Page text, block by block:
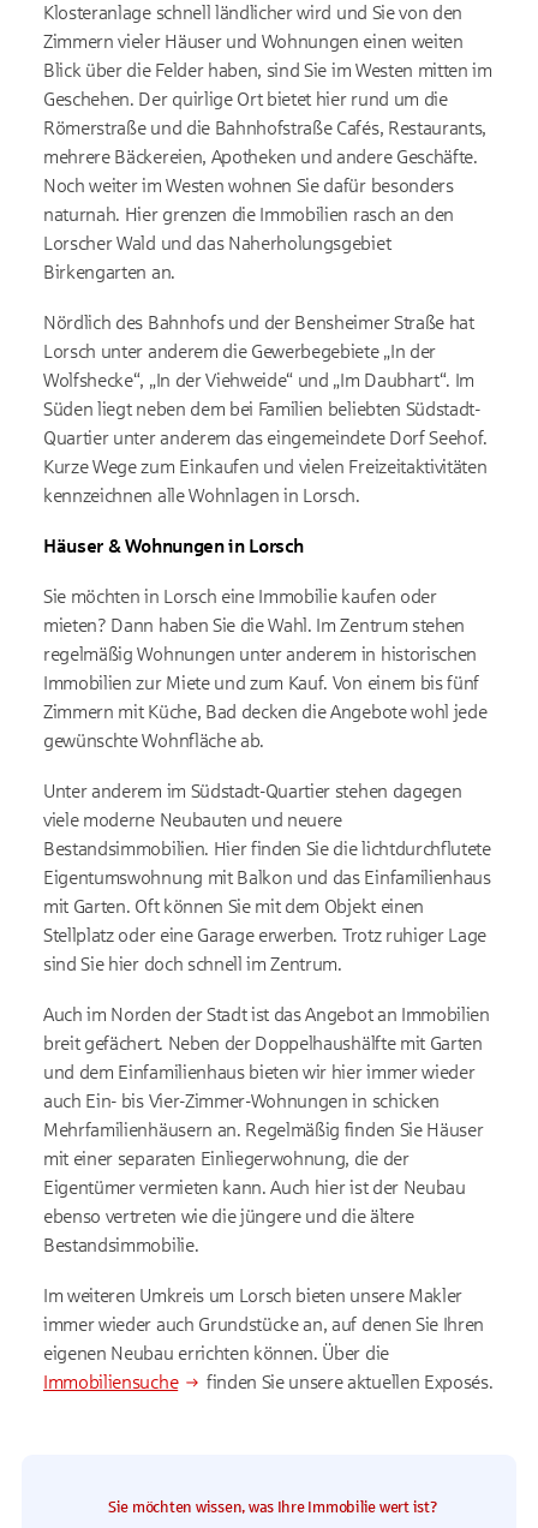
Klosteranlage schnell ländlicher wird und Sie von den
Zimmern vieler Häuser und Wohnungen einen weiten
Blick über die Felder haben, sind Sie im Westen mitten im
Geschehen. Der quirlige Ort bietet hier rund um die
Römerstraße und die Bahnhofstraße Cafés, Restaurants,
mehrere Bäckereien, Apotheken und andere Geschäfte.
Noch weiter im Westen wohnen Sie dafür besonders
naturnah. Hier grenzen die Immobilien rasch an den
Lorscher Wald und das Naherholungsgebiet
Birkengarten an.
Nördlich des Bahnhofs und der Bensheimer Straße hat
Lorsch unter anderem die Gewerbegebiete „In der
Wolfshecke“, „In der Viehweide“ und „Im Daubhart“. Im
Süden liegt neben dem bei Familien beliebten Südstadt-
Quartier unter anderem das eingemeindete Dorf Seehof.
Kurze Wege zum Einkaufen und vielen Freizeitaktivitäten
kennzeichnen alle Wohnlagen in Lorsch.
Häuser & Wohnungen in Lorsch
Sie möchten in Lorsch eine Immobilie kaufen oder
mieten? Dann haben Sie die Wahl. Im Zentrum stehen
regelmäßig Wohnungen unter anderem in historischen
Immobilien zur Miete und zum Kauf. Von einem bis fünf
Zimmern mit Küche, Bad decken die Angebote wohl jede
gewünschte Wohnfläche ab.
Unter anderem im Südstadt-Quartier stehen dagegen
viele moderne Neubauten und neuere
Bestandsimmobilien. Hier finden Sie die lichtdurchflutete
Eigentumswohnung mit Balkon und das Einfamilienhaus
mit Garten. Oft können Sie mit dem Objekt einen
Stellplatz oder eine Garage erwerben. Trotz ruhiger Lage
sind Sie hier doch schnell im Zentrum.
Auch im Norden der Stadt ist das Angebot an Immobilien
breit gefächert. Neben der Doppelhaushälfte mit Garten
und dem Einfamilienhaus bieten wir hier immer wieder
auch Ein- bis Vier-Zimmer-Wohnungen in schicken
Mehrfamilienhäusern an. Regelmäßig finden Sie Häuser
mit einer separaten Einliegerwohnung, die der
Eigentümer vermieten kann. Auch hier ist der Neubau
ebenso vertreten wie die jüngere und die ältere
Bestandsimmobilie.
Im weiteren Umkreis um Lorsch bieten unsere Makler
immer wieder auch Grundstücke an, auf denen Sie Ihren
eigenen Neubau errichten können. Über die
Immobiliensuche
finden Sie unsere aktuellen Exposés.
Sie möchten wissen, was Ihre Immobilie wert ist?